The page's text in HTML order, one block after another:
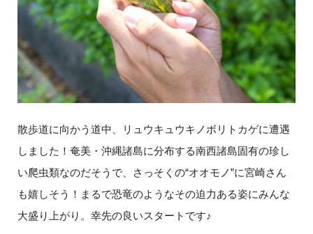
散歩道に向かう道中、リュウキュウキノボリトカゲに遭遇
しました！奄美・沖縄諸島に分布する南西諸島固有の珍し
い爬虫類なのだそうで、さっそくの“オオモノ”に宮崎さん
も嬉しそう！まるで恐竜のようなその迫力ある姿にみんな
大盛り上がり。幸先の良いスタートです♪